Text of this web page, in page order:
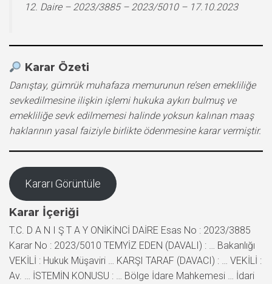
12. Daire – 2023/3885 – 2023/5010 – 17.10.2023
Karar Özeti
Danıştay, gümrük muhafaza memurunun re’sen emekliliğe
sevkedilmesine ilişkin işlemi hukuka aykırı bulmuş ve
emekliliğe sevk edilmemesi halinde yoksun kalınan maaş
haklarının yasal faiziyle birlikte ödenmesine karar vermiştir.
Kararı Görüntüle
Karar İçeriği
T.C. D A N I Ş T A Y ONİKİNCİ DAİRE Esas No : 2023/3885
Karar No : 2023/5010 TEMYİZ EDEN (DAVALI) : … Bakanlığı
VEKİLİ : Hukuk Müşaviri … KARŞI TARAF (DAVACI) : … VEKİLİ :
Av. … İSTEMİN KONUSU : … Bölge İdare Mahkemesi … İdari